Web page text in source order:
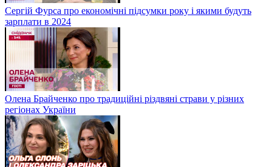
Сергій Фурса про економічні підсумки року і якими будуть
зарплати в 2024
Олена Брайченко про традиційні різдвяні страви у різних
регіонах України